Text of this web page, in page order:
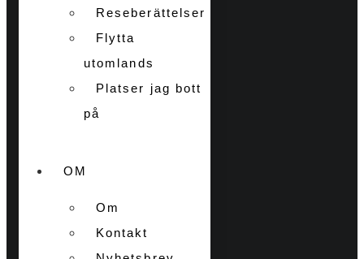
Reseberättelser
Flytta
utomlands
Platser jag bott
på
OM
Om
Kontakt